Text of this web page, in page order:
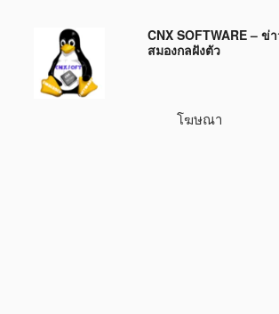
บทความ
CNX SOFTWARE – ข่
สมองกลฝังตัว
โฆษณา